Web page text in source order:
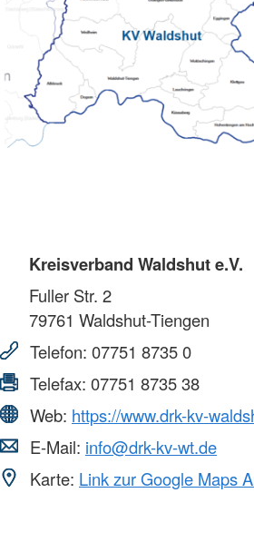
Kreisverband Waldshut e.V.
Fuller Str. 2
79761 Waldshut-Tiengen
Telefon: 07751 8735 0
Telefax: 07751 8735 38
Web: https://www.drk-kv-
E-Mail: info@drk-kv-wt.de
Karte: Link zur Google Maps